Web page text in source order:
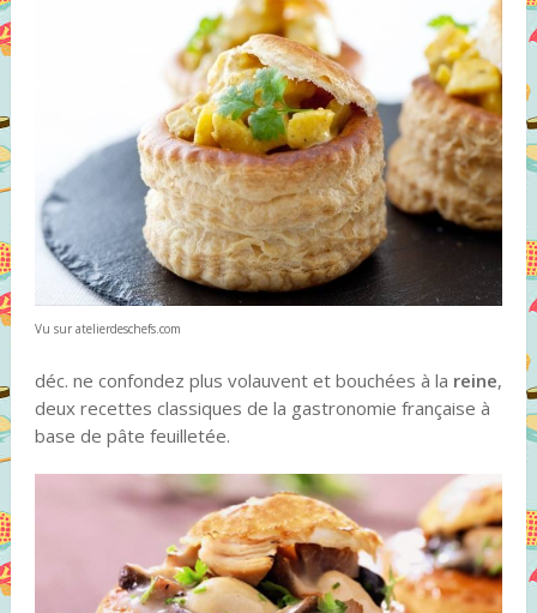
Vu sur atelierdeschefs.com
déc. ne confondez plus volauvent et bouchées à la reine,
deux recettes classiques de la gastronomie française à
base de pâte feuilletée.